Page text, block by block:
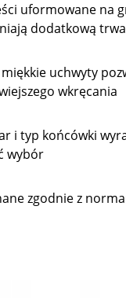
uformowane na
dodatkową
miękkie uchwyty
wkręcania
i typ końcówki
wybór
zgodnie z